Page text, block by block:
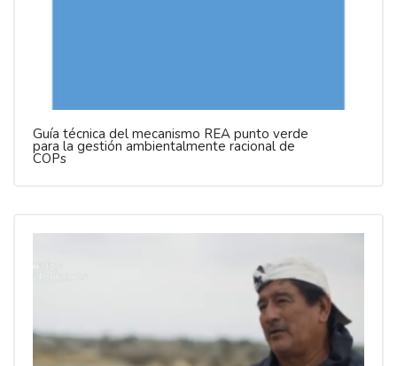
Guía técnica del mecanismo REA punto verde
para la gestión ambientalmente racional de
COPs